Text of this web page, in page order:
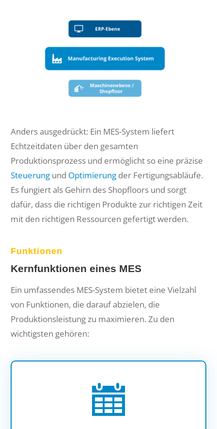
Anders ausgedrückt: Ein MES-System liefert
Echtzeitdaten über den gesamten
Produktionsprozess und ermöglicht so eine präzise
Steuerung und Optimierung der Fertigungsabläufe.
Es fungiert als Gehirn des Shopfloors und sorgt
dafür, dass die richtigen Produkte zur richtigen Zeit
mit den richtigen Ressourcen gefertigt werden.
Funktionen
Kernfunktionen eines MES
Ein umfassendes MES-System bietet eine Vielzahl
von Funktionen, die darauf abzielen, die
Produktionsleistung zu maximieren. Zu den
wichtigsten gehören: